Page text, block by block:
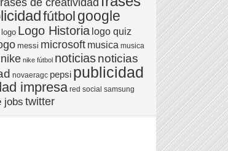
de creatividad
fútbol google
logo Logo Historia logo quiz
messi microsoft musica musica
nike nike fútbol noticiasnoticias
novaeragc pepsi publicidad
impresa red social samsung
jobs twitter